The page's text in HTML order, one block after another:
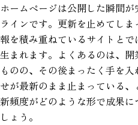
ホームページは公開した瞬間
ラインです。更新を止めてし
報を積み重ねているサイトと
生まれます。よくあるのは、
ものの、その後まったく手を
せが最新のまま止まっている
新頻度がどのような形で成果
しょう。